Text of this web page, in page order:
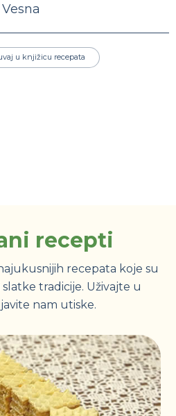
Vesna
u knjižicu recepata
recepti
recepata koje su
tradicije. Uživajte u
nam utiske.